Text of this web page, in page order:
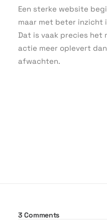
Een sterke website
maar met beter inzicht
Dat is vaak precies het
actie meer oplevert
afwachten.
3 Comments